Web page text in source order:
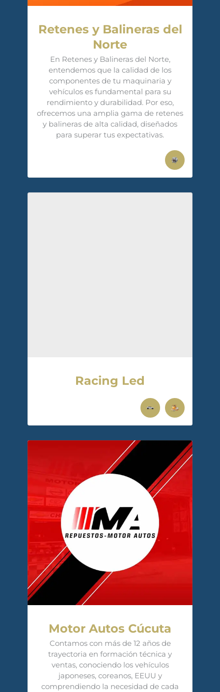
Retenes y Balineras del
Norte
En Retenes y Balineras del Norte,
entendemos que la calidad de los
componentes de tu maquinaria y
vehículos es fundamental para su
rendimiento y durabilidad. Por eso,
ofrecemos una amplia gama de retenes
y balineras de alta calidad, diseñados
para superar tus expectativas.
Racing Led
Motor Autos Cúcuta
Contamos con más de 12 años de
trayectoria en formación técnica y
ventas, conociendo los vehículos
japoneses, coreanos, EEUU y
comprendiendo la necesidad de cada